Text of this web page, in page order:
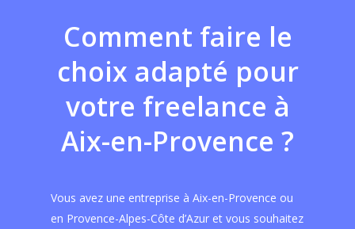
Comment faire le
choix adapté pour
votre freelance à
Aix-en-Provence ?
Vous avez une entreprise à Aix-en-Provence ou
en Provence-Alpes-Côte d’Azur et vous souhaitez